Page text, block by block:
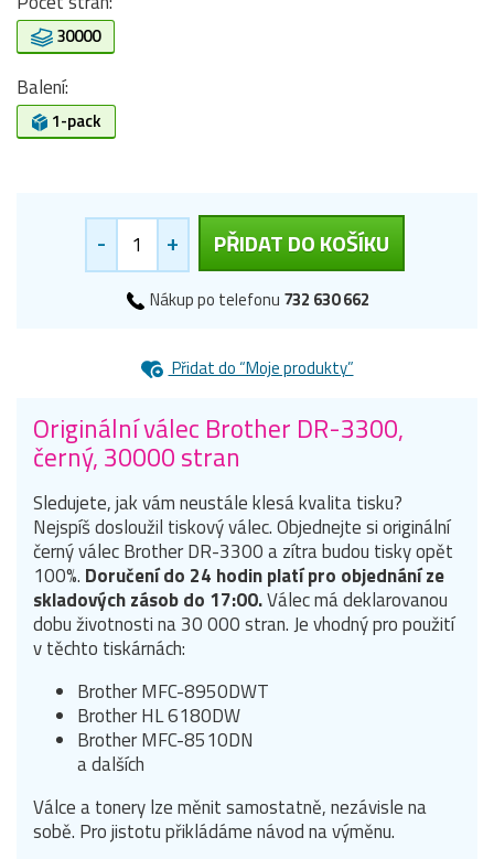
30000
Balení:
1-pack
- + PŘIDAT DO KOŠÍKU
Nákup po telefonu 732 630 662
Přidat do “Moje produkty”
Originální válec Brother DR-3300,
černý, 30000 stran
Sledujete, jak vám neustále klesá kvalita tisku?
Nejspíš dosloužil tiskový válec. Objednejte si originální
černý válec Brother DR-3300 a zítra budou tisky opět
100%. Doručení do 24 hodin platí pro objednání ze
skladových zásob do 17:00.Válec má deklarovanou
dobu životnosti na 30 000 stran. Je vhodný pro použití
v těchto tiskárnách:
Brother MFC-8950DWT
Brother HL 6180DW
Brother MFC-8510DN
a dalších
Válce a tonery lze měnit samostatně, nezávisle na
sobě. Pro jistotu přikládáme návod na výměnu.